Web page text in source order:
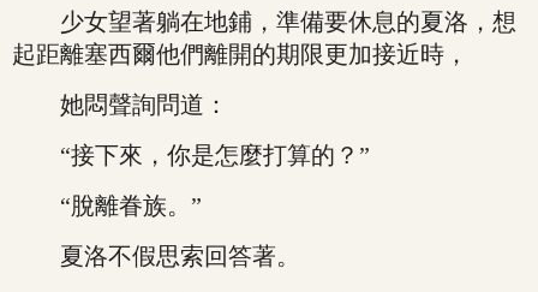
少女望著躺在地鋪，準備要休息的夏洛，想
起距離塞西爾他們離開的期限更加接近時，
她悶聲詢問道：
“接下來，你是怎麼打算的？”
“脫離眷族。”
夏洛不假思索回答著。